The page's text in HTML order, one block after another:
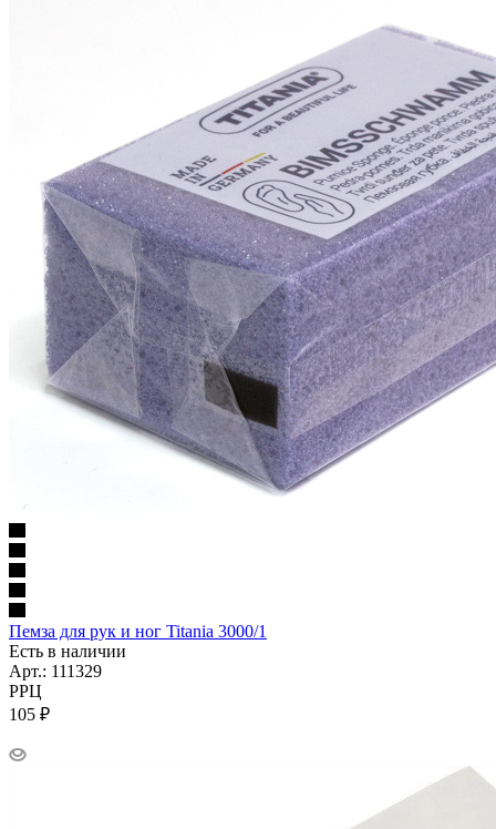
Пемза для рук и ног Titania 3000/1
Есть в наличии
Арт.: 111329
РРЦ
105 ₽